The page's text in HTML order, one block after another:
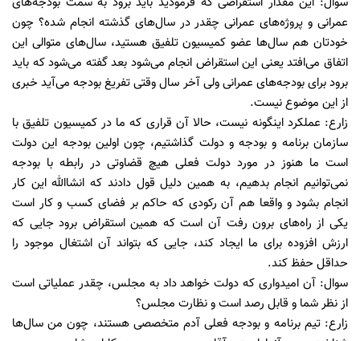
عمرانی و پروژه‌های عمرانی چقدر در سال‌های گذشته انجام شده؟ چون
خودتان هم سال‌ها عضو کمیسیون تلفیق هستید، سال‌های متوالی این
اتفاق می‌افتد یعنی این استقراض انجام می‌شود بعد گفته می‌شود که باید
برود برای بودجه‌های عمرانی ولی آخر سال وقتی تفریغ بودجه می‌آید خبری
از این موضوع نیست.
زارع: عملکرد اینگونه نیست، حالا آن قراری که ما در کمیسیون تلفیق با
سازمان برنامه و بودجه و دولت گذاشتیم، چون اولین بودجه این دولت
است ما هنوز در مورد دولت فعلی هیچ قضاوتی در رابطه با بودجه
نمی‌توانیم انجام بدهیم، به همین دلیل قول دادند که انشاالله این کار
انجام بشود و واقعا هم آن رکودی که حاکم بر فضای کسب و کار است
یکی از راه‌های برون رفت آن است که همین استقراض برود جایی که
ارزش افزوده برای ما ایجاد کند، جایی که بتواند آن اشتغال موجود را
حداقل حفظ کند.
سوال: آن امیدواری که دولت خواهد داد به مجلس، چقدر عملیاتی است
از نظر شما و قابل رصد است و نظارت مجلس؟
زارع: تیم برنامه و بودجه فعلی آدم متخصصی هستند، چون من سال‌ها